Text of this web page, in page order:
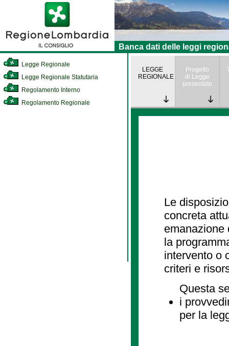
Banca dati delle leggi
Legge Regionale
Legge Regionale Statutaria
Regolamento Interno
Regolamento Regionale
LEGGE
REGIONALE
Progetto
di Legge
presentato
Le
concreta
emanazione
la
intervento o
criteri e
Questa
i
per la